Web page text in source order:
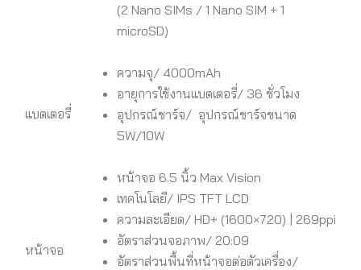
(2 Nano SIMs / 1 Nano SIM + 1
microSD)
แบตเตอรี่
ความจุ/ 4000mAh
อายุการใช้งานแบตเตอรี่/ 36 ชั่วโมง
อุปกรณ์ชาร์จ/ อุปกรณ์ชาร์จขนาด
5W/10W
หน้าจอ
หน้าจอ 6.5 นิ้ว Max Vision
เทคโนโลยี/ IPS TFT LCD
ความละเอียด/ HD+ (1600×720) | 269ppi
อัตราส่วนจอภาพ/ 20:09
อัตราส่วนพื้นที่หน้าจอต่อตัวเครื่อง/